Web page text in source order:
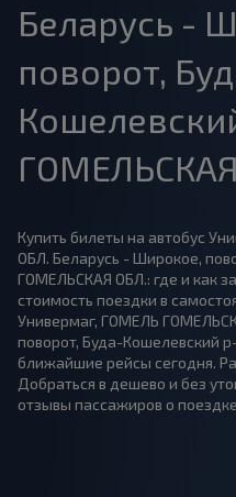
Беларусь -
поворот,
Купить билеты на автобус
ОБЛ. Беларусь - Широкое,
ГОМЕЛЬСКАЯ ОБЛ.: где и как
стоимость поездки в
Универмаг, ГОМЕЛЬ
поворот, Буда-Кошелевский
ближайшие рейсы сегодня.
Добраться в дешево и без
отзывы пассажиров о